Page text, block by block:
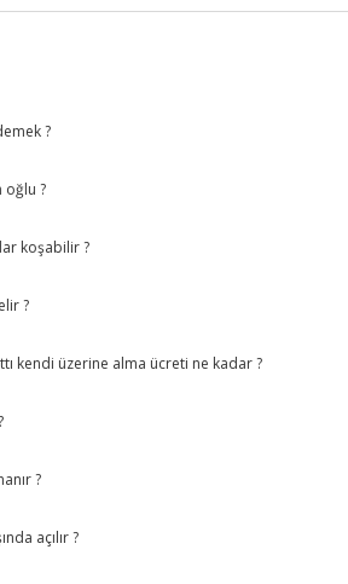
?
oğlu ?
koşabilir ?
?
kendi üzerine alma ücreti ne kadar ?
?
açılır ?